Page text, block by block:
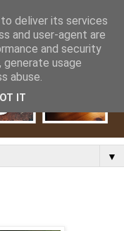
▼
deliver its services
and user-agent are
and security
usage
abuse.
IT